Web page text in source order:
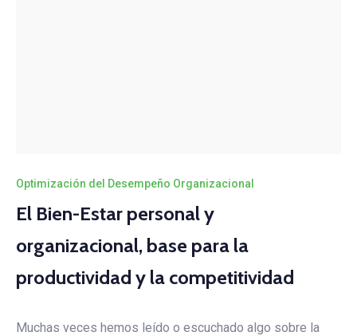
Optimización del Desempeño Organizacional
El Bien-Estar personal y
organizacional, base para la
productividad y la competitividad
Muchas veces hemos leído o escuchado algo sobre la